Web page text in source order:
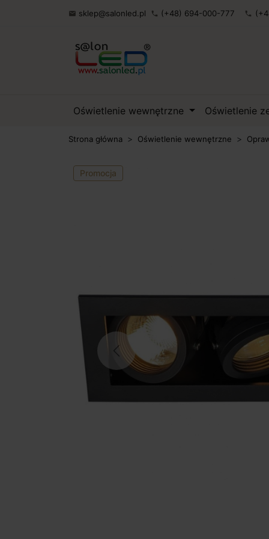
 sklep@salonled.pl phone (+48) 694-000-777 phone
Oświetlenie wewnętrzne Oświetlenie
Strona główna Oświetlenie wewnętrzne
Promocja
Previous